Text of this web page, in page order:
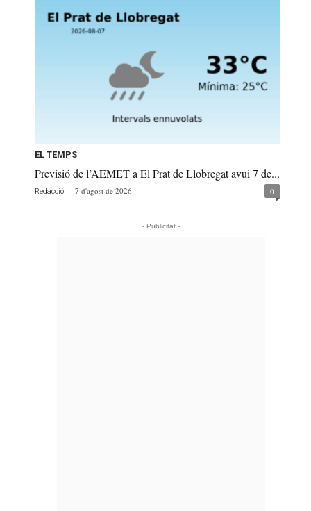
EL TEMPS
Previsió de l’AEMET a El Prat de Llobregat avui 7 de...
Redacció - 7 d'agost de 2026 0
- Publicitat -